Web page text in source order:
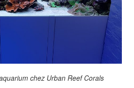
chez Urban Reef Corals